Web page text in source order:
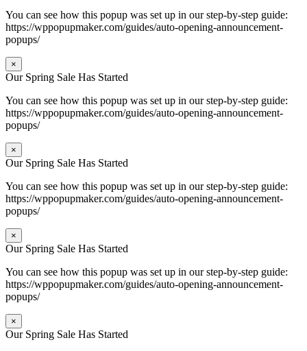
You can see how this popup was set up in our step-by-step guide:
https://wppopupmaker.com/guides/auto-opening-announcement-
popups/
×
Our Spring Sale Has Started
You can see how this popup was set up in our step-by-step guide:
https://wppopupmaker.com/guides/auto-opening-announcement-
popups/
×
Our Spring Sale Has Started
You can see how this popup was set up in our step-by-step guide:
https://wppopupmaker.com/guides/auto-opening-announcement-
popups/
×
Our Spring Sale Has Started
You can see how this popup was set up in our step-by-step guide:
https://wppopupmaker.com/guides/auto-opening-announcement-
popups/
×
Our Spring Sale Has Started